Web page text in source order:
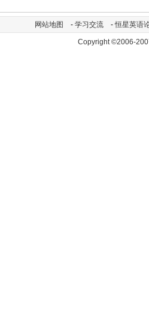
网站地图 - 学习交流 -恒星英语
Copyright ©2006-